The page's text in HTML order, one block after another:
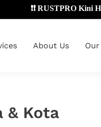
❗❗ RUSTPRO Kini Hadir 24
About Us
& Kota